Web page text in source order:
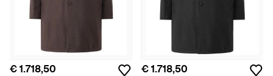
€ 1.718,50 € 1.718,50